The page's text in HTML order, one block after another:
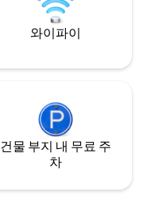
와이파이
건물 부지 내 무료 주
차